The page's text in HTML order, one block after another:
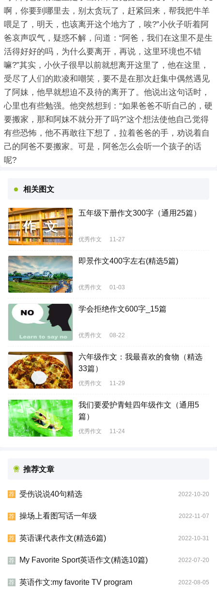
啊，你要到哪里去，别太贪玩了，赶紧回来，帮我把牛羊
喂足了，明天，也该离开这个地方了，唉?”小伙子听着阿
爸哀声叹气，疑惑不解，问道：“阿爸，我们在这里不是生
活得好好的吗，为什么要离开，再说，这里环境也不错
嘛?”其实，小伙子很早以前就想离开这里了，他在这里，
受尽了人们的欺凌和嘲笑，要不是在那次赶集中偶然遇见
了阿妹，他早就想迫不及待的离开了。他说出这句话时，
心里也有些勉强。他突然想到：“如果爸爸不听自己的，硬
要搬家，那和阿妹不就分开了吗?”这个想法使他自己觉得
有些恐怖，他不再敢往下想了，拉着爸爸的手，劝说着自
己的阿爸不要搬家。可是，阿爸怎么会听一个孩子的话
呢?
相关图文
五年级下册作文300字（通用25篇）
优秀作文 11-27
即景作文400字左右(精选5篇)
优秀作文 01-03
学会拒绝作文600字_15篇
优秀作文 08-22
六年级作文：我最喜欢的食物（精选
33篇）
优秀作文 11-29
我们要爱护青蛙四年级作文（通用5
篇）
优秀作文 11-24
推荐文章
荐 受伤说说40句精选 2022-10-20
荐 操场上看图写话一年级 2022-11-07
荐 英语课代表作文(精选6篇) 2022-10-31
荐 My Favorite Sport英语作文(精选10篇) 2022-07-20
荐 英语作文:my favorite TV program 2022-08-05